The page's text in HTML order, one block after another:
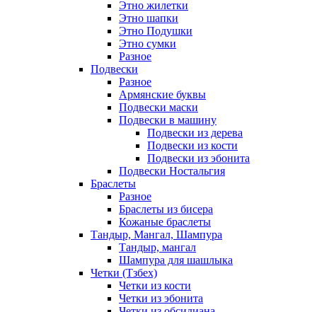
Этно жилетки
Этно шапки
Этно Подушки
Этно сумки
Разное
Подвески
Разное
Армянские буквы
Подвески маски
Подвески в машину
Подвески из дерева
Подвески из кости
Подвески из эбонита
Подвески Ностальгия
Браслеты
Разное
Браслеты из бисера
Кожаные браслеты
Тандыр, Мангал, Шампура
Тандыр, мангал
Шампура для шашлыка
Четки (Тзбех)
Четки из кости
Четки из эбонита